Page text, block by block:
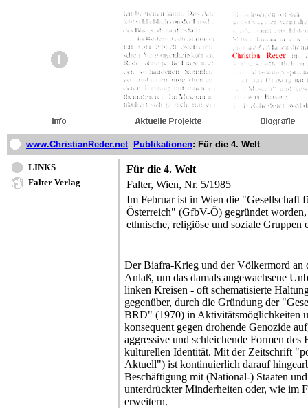
www.ChristianReder.net: Publikationen: Für die 4. Welt
LINKS
Falter Verlag
Für die 4. Welt
Falter, Wien, Nr. 5/1985
Im Februar ist in Wien die "Gesellschaft
Österreich" (GfbV-Ö) gegründet
ethnische, religiöse und soziale Gruppen
Der Biafra-Krieg und der Völkermord an
Anlaß, um das damals angewachsene
linken Kreisen - oft schematisierte
gegenüber, durch die Gründung der
BRD" (1970) in Aktivitätsmöglichkeiten
konsequent gegen drohende Genozide
aggressive und schleichende Formen
kulturellen Identität. Mit der Zeitschrift
Aktuell") ist kontinuierlich darauf
Beschäftigung mit (National-) Staaten
unterdrückter Minderheiten oder, wie im
erweitern.